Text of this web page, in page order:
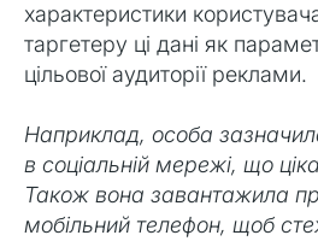
характеристики
таргетеру ці дані як
цільової аудиторії реклами.
Наприклад, особа
в соціальній мережі, що
Також вона завантажила
мобільний телефон, щоб